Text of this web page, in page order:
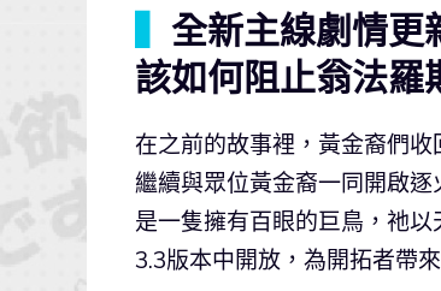
全新主線劇情更
該如何阻止翁法羅
在之前的故事裡，黃金裔們
繼續與眾位黃金裔一同開啟
是一隻擁有百眼的巨鳥，祂
3.3版本中開放，為開拓者帶